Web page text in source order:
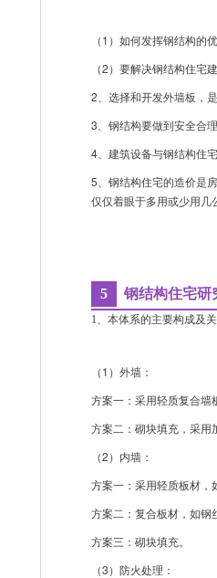
（1）如何发挥钢结构
（2）要解决钢结构住宅
2、选择和开发外墙板，
3、钢结构要做到安全合
4、建筑设备与钢结构住
5、钢结构住宅的造价是
仅仅着眼于多用或少用几
5 钢结构住宅研
1、本体系的主要构成及
（1）外墙：
方案一：采用轻质复合墙
方案二：砌块填充，采用
（2）内墙：
方案一：采用轻质板材，
方案二：复合板材，如钢
方案三：砌块填充。
（3）防火处理：